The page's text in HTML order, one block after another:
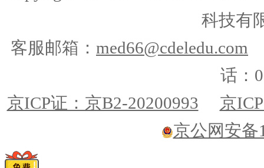
科技有
客服邮箱： med66@cdeledu.com
话：
京ICP证：京B2-20200993
京
京公网安备